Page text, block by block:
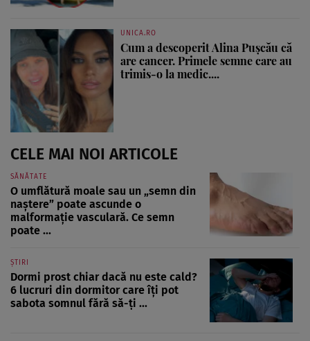
UNICA.RO
Cum a descoperit Alina Pușcău că
are cancer. Primele semne care au
trimis-o la medic....
CELE MAI NOI ARTICOLE
SĂNĂTATE
O umflătură moale sau un „semn din
naștere” poate ascunde o
malformație vasculară. Ce semn
poate ...
ȘTIRI
Dormi prost chiar dacă nu este cald?
6 lucruri din dormitor care îți pot
sabota somnul fără să-ți ...